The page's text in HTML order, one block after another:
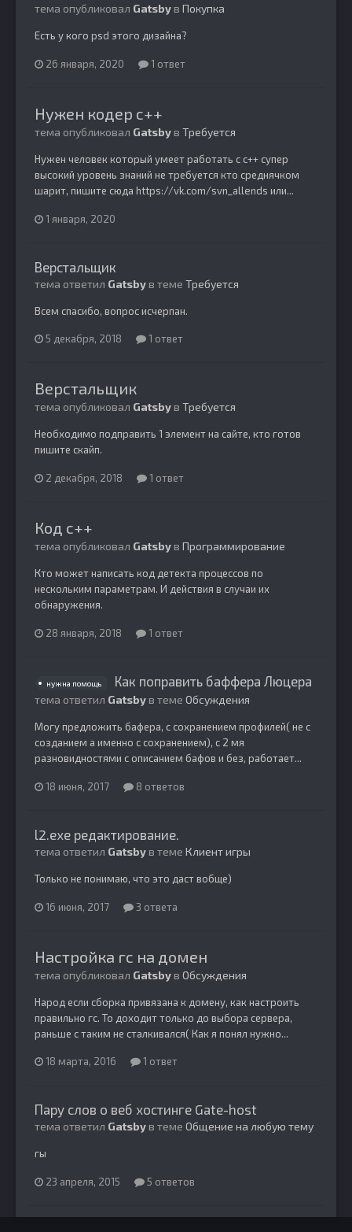
тема опубликовал Gatsbyв Покупка
Есть у кого psd этого дизайна?
26 января, 2020 1 ответ
Нужен кодер с++
тема опубликовал Gatsbyв Требуется
Нужен человек который умеет работать с с++ супер
высокий уровень знаний не требуется кто среднячком
шарит, пишите сюда https://vk.com/svn_allends или...
1 января, 2020
Верстальщик
тема ответил Gatsbyв теме Требуется
Всем спасибо, вопрос исчерпан.
5 декабря, 2018 1 ответ
Верстальщик
тема опубликовал Gatsbyв Требуется
Необходимо подправить 1 элемент на сайте, кто готов
пишите скайп.
2 декабря, 2018 1 ответ
Код с++
тема опубликовал Gatsbyв Программирование
Кто может написать код детекта процессов по
нескольким параметрам. И действия в случаи их
обнаружения.
28 января, 2018 1 ответ
нужна помощь Как поправить баффера Люцера
тема ответил Gatsbyв теме Обсуждения
Могу предложить бафера, с сохранением профилей( не с
созданием а именно с сохранением), с 2 мя
разновидностями с описанием бафов и без, работает...
18 июня, 2017 8 ответов
l2.exe редактирование.
тема ответил Gatsbyв теме Клиент игры
Только не понимаю, что это даст вобще)
16 июня, 2017 3 ответа
Настройка гс на домен
тема опубликовал Gatsbyв Обсуждения
Народ если сборка привязана к домену, как настроить
правильно гс. То доходит только до выбора сервера,
раньше с таким не сталкивался( Как я понял нужно...
18 марта, 2016 1 ответ
Пару слов о веб хостинге Gate-host
тема ответил Gatsbyв теме Общение на любую тему
гы
23 апреля, 2015 5 ответов